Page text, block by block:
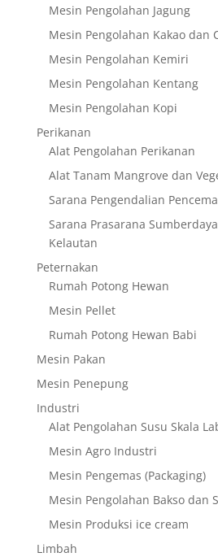
Mesin Pengolahan Jagung
Mesin Pengolahan Kakao dan
Mesin Pengolahan Kemiri
Mesin Pengolahan Kentang
Mesin Pengolahan Kopi
Perikanan
Alat Pengolahan Perikanan
Alat Tanam Mangrove dan
Sarana Pengendalian
Sarana Prasarana
Kelautan
Peternakan
Rumah Potong Hewan
Mesin Pellet
Rumah Potong Hewan Babi
Mesin Pakan
Mesin Penepung
Industri
Alat Pengolahan Susu Skala
Mesin Agro Industri
Mesin Pengemas (Packaging)
Mesin Pengolahan Bakso dan
Mesin Produksi ice cream
Limbah